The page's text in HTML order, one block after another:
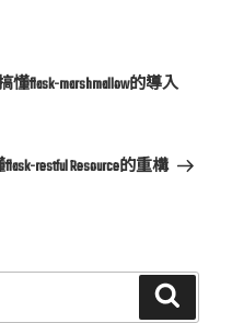
懂flask-marshmallow的導入
restful Resource的重構